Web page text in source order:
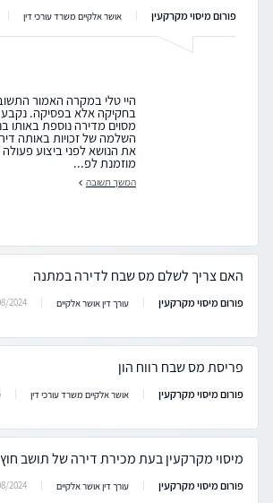
פורום מיסוי מקרקעין אושר אלקיים משרד עורכי דין
היי טלי במקרה האמור
בחקיקה אלא בפסיקה.
מסוים מדירה נוספת באותו
השלמה של זכויות באותה
את הנושא לפני ביצוע
מוזמנת לפ...
המשך תשובה
האם צריך לשלם מס שבח לדירה במתנה
פורום מיסוי מקרקעין עורך דין אושר אלקיים 2024
פריסת מס שבח רווח הון
פורום מיסוי מקרקעין אושר אלקיים משרד עורכי דין
מיסוי מקרקעין בעת מכירת דירה של תושב חוץ
פורום מיסוי מקרקעין עורך דין אושר אלקיים 2024